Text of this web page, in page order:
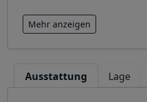
Mehr anzeigen
Ausstattung Lage